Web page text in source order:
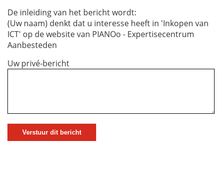
De inleiding van het bericht wordt:
(Uw naam) denkt dat u interesse heeft in 'Inkopen van
ICT' op de website van PIANOo - Expertisecentrum
Aanbesteden
Uw privé-bericht